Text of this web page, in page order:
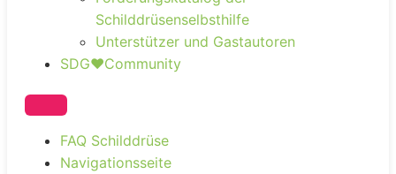
Schilddrüsenselbsthilfe
Unterstützer und Gastautoren
SDG❤️Community
FAQ Schilddrüse
Navigationsseite